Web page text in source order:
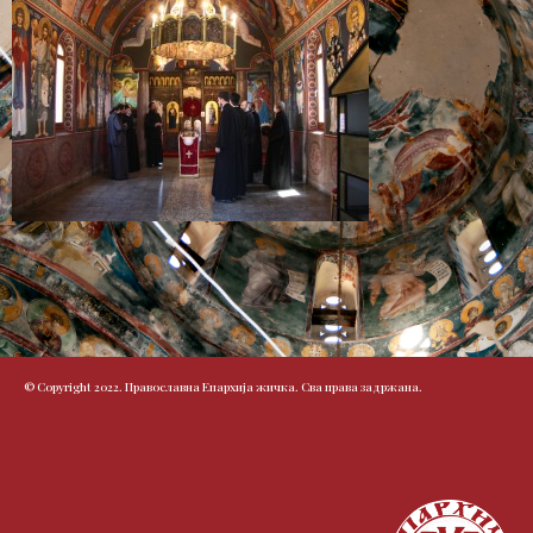
© Copyright 2022. Православна Епархија жичка. Сва права задржана.